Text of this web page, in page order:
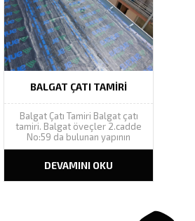
BALGAT ÇATI TAMIRI
Balgat Çatı Tamiri Balgat çatı
tamiri. Balgat öveçler 2.cadde
No:59 da bulunan yapının
akıntılarının çatı tamiri tespiti
malzemesi olarak kullanılan
onduline levhaların oluk
DEVAMINI OKU